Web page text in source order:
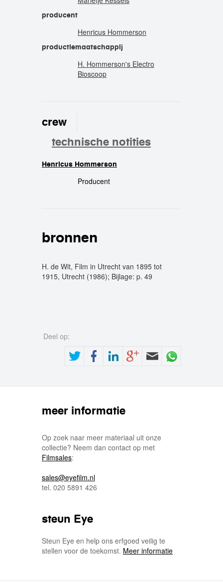
producent
Henricus Hommerson
productiemaatschappij
H. Hommerson's Electro
Bioscoop
crew
technische notities
Henricus Hommerson
Producent
bronnen
H. de Wit, Film in Utrecht van 1895 tot
1915, Utrecht (1986); Bijlage: p. 49
Deel op:
meer informatie
Op zoek naar meer materiaal uit onze
collectie? Neem dan contact op met
Filmsales:
sales@eyefilm.nl
tel. 020 5891 426
steun Eye
Steun Eye en help ons erfgoed veilig te
stellen voor de toekomst. Meer informatie